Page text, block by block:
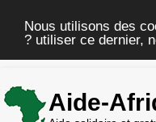
Nous utilisons des
? utiliser ce dernier,
Aide-